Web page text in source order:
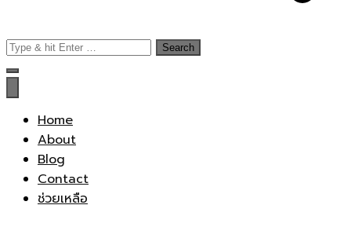
Search
for:
Home
About
Blog
Contact
ช่วยเหลือ